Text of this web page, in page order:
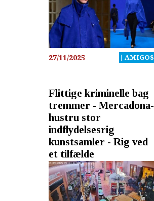
27/11/2025 | AMIGOS
Flittige kriminelle bag
tremmer - Mercadona-
hustru stor
indflydelsesrig
kunstsamler - Rig ved
et tilfælde